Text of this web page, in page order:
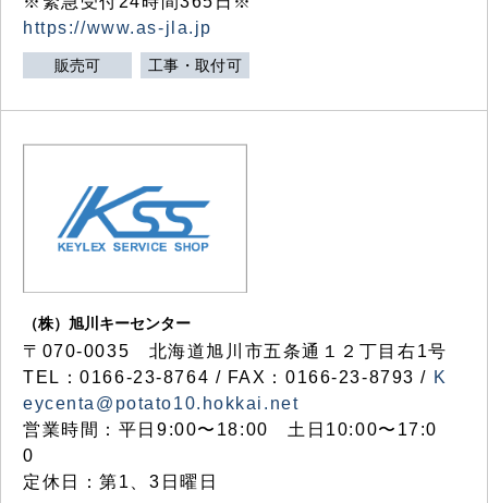
https://www.as-jla.jp
販売可 工事・取付可
（株）旭川キーセンター
〒070-0035 北海道旭川市五条通１２丁目右1号
TEL：0166-23-8764 / FAX：0166-23-8793 / K
eycenta@potato10.hokkai.net
営業時間：平日9:00〜18:00 土日10:00〜17:0
0
定休日：第1、3日曜日